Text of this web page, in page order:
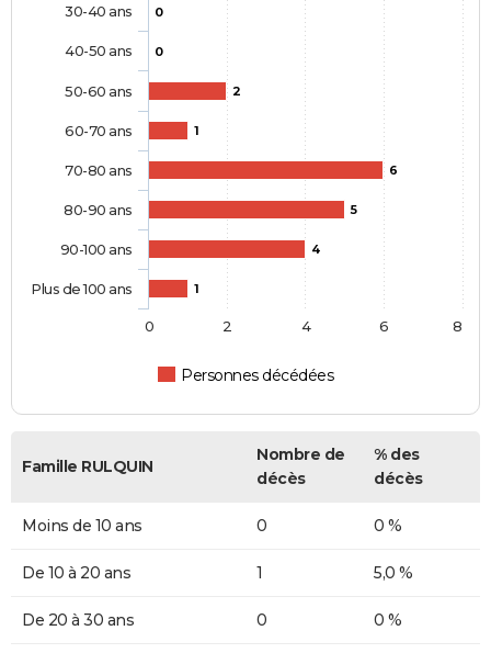
0
0
2
1
6
5
4
1
Personnes décédées
30-40 ans
40-50 ans
50-60 ans
60-70 ans
70-80 ans
80-90 ans
90-100 ans
Plus de 100 ans
0 2 4 6 8
Famille RULQUIN
Nombre de
décès
% des
décès
Moins de 10 ans 0 0 %
De 10 à 20 ans 1 5,0 %
De 20 à 30 ans 0 0 %